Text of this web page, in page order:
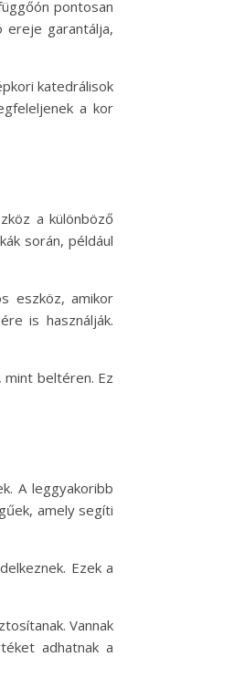
pontosan
ereje garantálja,
katedrálisok
a kor
a különböző
során, például
eszköz, amikor
is használják.
mint beltéren. Ez
A leggyakoribb
amely segíti
Ezek a
Vannak
adhatnak a